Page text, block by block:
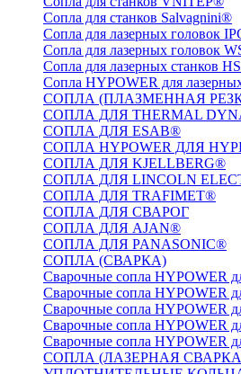
Сопла для станков Salvagnini®
Сопла для лазерных головок
Сопла для лазерных головок
Сопла для лазерных станков
Сопла HYPOWER для
СОПЛА (ПЛАЗМЕННАЯ
СОПЛА ДЛЯ THERMAL
СОПЛА ДЛЯ ESAB®
СОПЛА HYPOWER ДЛЯ
СОПЛА ДЛЯ KJELLBERG®
СОПЛА ДЛЯ LINCOLN
СОПЛА ДЛЯ TRAFIMET®
СОПЛА ДЛЯ СВАРОГ
СОПЛА ДЛЯ AJAN®
СОПЛА ДЛЯ PANASONIC®
СОПЛА (СВАРКА)
Сварочные сопла HYPOWER
Сварочные сопла HYPOWER
Сварочные сопла HYPOWER
Сварочные сопла HYPOWER
Сварочные сопла HYPOWER
СОПЛА (ЛАЗЕРНАЯ